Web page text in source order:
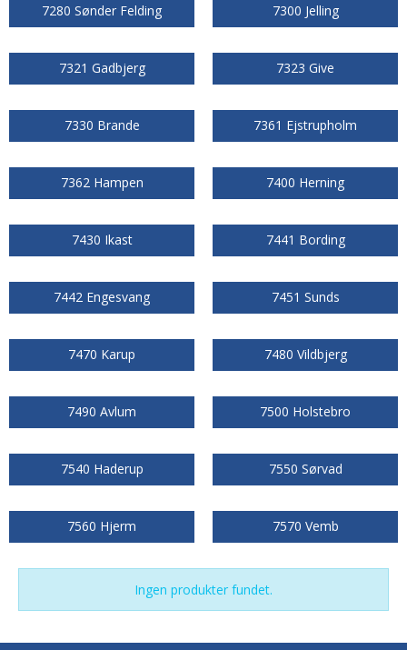
7280 Sønder Felding 7300 Jelling
7321 Gadbjerg 7323 Give
7330 Brande 7361 Ejstrupholm
7362 Hampen 7400 Herning
7430 Ikast 7441 Bording
7442 Engesvang 7451 Sunds
7470 Karup 7480 Vildbjerg
7490 Avlum 7500 Holstebro
7540 Haderup 7550 Sørvad
7560 Hjerm 7570 Vemb
Ingen produkter fundet.